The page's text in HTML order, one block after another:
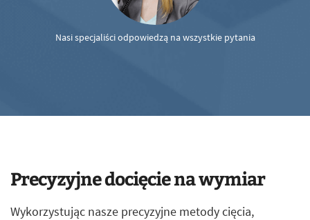
Nasi specjaliści odpowiedzą na wszystkie pytania
Precyzyjne docięcie na wymiar
Wykorzystując nasze precyzyjne metody cięcia,